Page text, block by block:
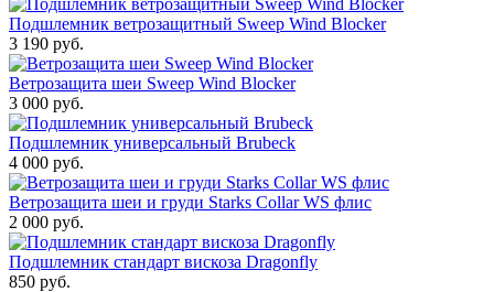
Подшлемник ветрозащитный Sweep Wind Blocker
3 190 руб.
Ветрозащита шеи Sweep Wind Blocker
3 000 руб.
Подшлемник универсальный Brubeck
4 000 руб.
Ветрозащита шеи и груди Starks Collar WS флис
2 000 руб.
Подшлемник стандарт вискоза Dragonfly
850 руб.